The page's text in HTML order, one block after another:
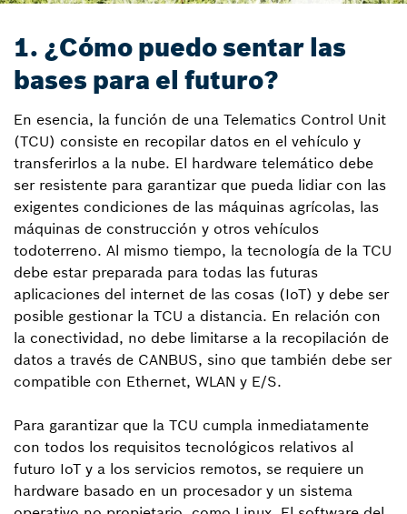
1. ¿Cómo puedo sentar las
bases para el futuro?
En esencia, la función de una Telematics Control Unit
(TCU) consiste en recopilar datos en el vehículo y
transferirlos a la nube. El hardware telemático debe
ser resistente para garantizar que pueda lidiar con las
exigentes condiciones de las máquinas agrícolas, las
máquinas de construcción y otros vehículos
todoterreno. Al mismo tiempo, la tecnología de la TCU
debe estar preparada para todas las futuras
aplicaciones del internet de las cosas (IoT) y debe ser
posible gestionar la TCU a distancia. En relación con
la conectividad, no debe limitarse a la recopilación de
datos a través de CANBUS, sino que también debe ser
compatible con Ethernet, WLAN y E/S.
Para garantizar que la TCU cumpla inmediatamente
con todos los requisitos tecnológicos relativos al
futuro IoT y a los servicios remotos, se requiere un
hardware basado en un procesador y un sistema